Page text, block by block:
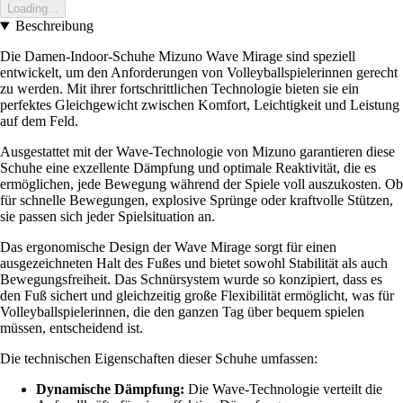
Loading...
Beschreibung
Die Damen-Indoor-Schuhe Mizuno Wave Mirage sind speziell
entwickelt, um den Anforderungen von Volleyballspielerinnen gerecht
zu werden. Mit ihrer fortschrittlichen Technologie bieten sie ein
perfektes Gleichgewicht zwischen Komfort, Leichtigkeit und Leistung
auf dem Feld.
Ausgestattet mit der Wave-Technologie von Mizuno garantieren diese
Schuhe eine exzellente Dämpfung und optimale Reaktivität, die es
ermöglichen, jede Bewegung während der Spiele voll auszukosten. Ob
für schnelle Bewegungen, explosive Sprünge oder kraftvolle Stützen,
sie passen sich jeder Spielsituation an.
Das ergonomische Design der Wave Mirage sorgt für einen
ausgezeichneten Halt des Fußes und bietet sowohl Stabilität als auch
Bewegungsfreiheit. Das Schnürsystem wurde so konzipiert, dass es
den Fuß sichert und gleichzeitig große Flexibilität ermöglicht, was für
Volleyballspielerinnen, die den ganzen Tag über bequem spielen
müssen, entscheidend ist.
Die technischen Eigenschaften dieser Schuhe umfassen:
Dynamische Dämpfung: Die Wave-Technologie verteilt die